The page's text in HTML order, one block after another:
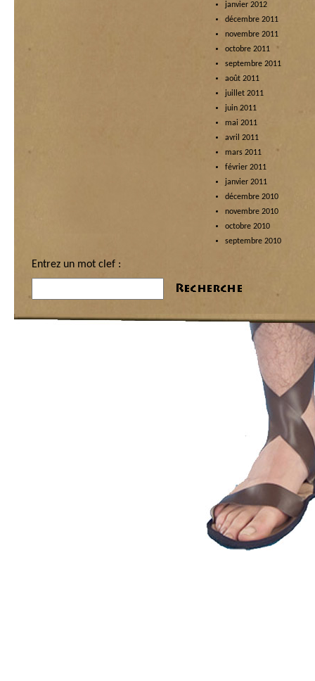
janvier 2012
décembre 2011
novembre 2011
octobre 2011
septembre 2011
août 2011
juillet 2011
juin 2011
mai 2011
avril 2011
mars 2011
février 2011
janvier 2011
décembre 2010
novembre 2010
octobre 2010
septembre 2010
Entrez un mot clef :